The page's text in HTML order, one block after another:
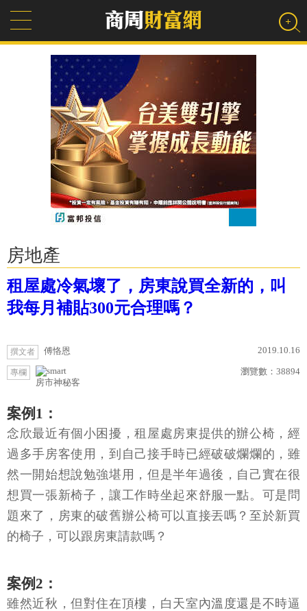
房地產
租屋處冷氣壞了，房東說買全新的，叫
我每月補貼300元合理嗎？
撰文者 傅恪恩 2019.10.16
專欄
房市神秘客
瀏覽數： 38894
案例1：
念欣最近有個小困擾，租屋處房東提供的辦公椅，經
過多手房客使用，到自己接手時已經破破爛爛的，雖
然一開始想說勉強堪用，但是半年過後，自己實在很
想買一張新椅子，讓工作時坐起來舒服一點。可是問
題來了，房東的破舊辦公椅可以直接丟嗎？至於新買
的椅子，可以跟房東請款嗎？
案例2：
雖然近秋，但對住在頂樓，白天室內溫度還是不時逼